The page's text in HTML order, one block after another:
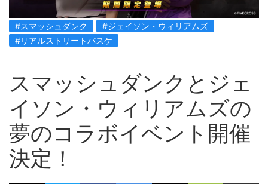
#スマッシュダンク
#ジェイソン・ウィリアムズ
#リアルストリートバスケ
スマッシュダンクとジェ
イソン・ウィリアムズの
夢のコラボイベント開催
決定！